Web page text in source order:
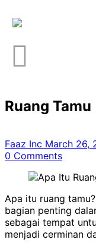
Ruang Tamu
Faaz Inc March 26,
0 Comments
Apa itu ruang
bagian penting
sebagai tempat
menjadi cerminan